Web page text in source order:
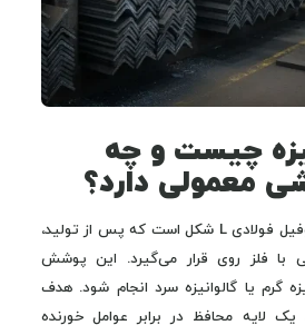
چیست و چه
معمولی دارد؟
نبشی گالوانیزه نوعی پروفیل فولادی L شکل است که پس از تولید،
فلز روی قرار می‌گیرد. این پوشش
گرم یا گالوانیزه سرد انجام شود. هدف
یک لایه محافظ در برابر عوامل خورنده